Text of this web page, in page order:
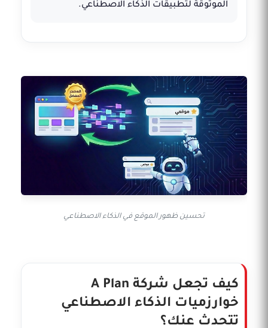
الموثوقة لتطبيقات الذكاء الاصطناعي.
تحسين ظهور الموقع في الذكاء الاصطناعي
كيف تجعل شركة A Plan
خوارزميات الذكاء الاصطناعي
تتحدث عنك؟